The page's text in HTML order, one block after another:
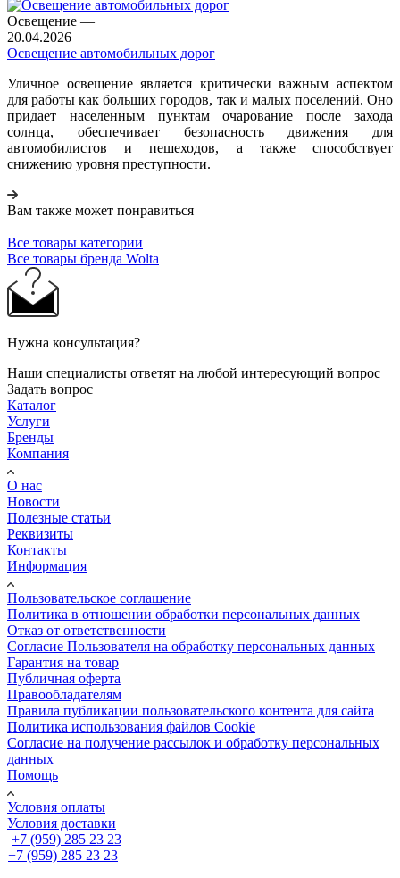
Освещение —
20.04.2026
Освещение автомобильных дорог
Уличное освещение является критически важным аспектом
для работы как больших городов, так и малых поселений. Оно
придает населенным пунктам очарование после захода
солнца, обеспечивает безопасность движения для
автомобилистов и пешеходов, а также способствует
снижению уровня преступности.
Вам также может понравиться
Все товары категории
Все товары бренда Wolta
Нужна консультация?
Наши специалисты ответят на любой интересующий вопрос
Задать вопрос
Каталог
Услуги
Бренды
Компания
О нас
Новости
Полезные статьи
Реквизиты
Контакты
Информация
Пользовательское соглашение
Политика в отношении обработки персональных данных
Отказ от ответственности
Согласие Пользователя на обработку персональных данных
Гарантия на товар
Публичная оферта
Правообладателям
Правила публикации пользовательского контента для сайта
Политика использования файлов Cookie
Согласие на получение рассылок и обработку персональных
данных
Помощь
Условия оплаты
Условия доставки
+7 (959) 285 23 23
+7 (959) 285 23 23